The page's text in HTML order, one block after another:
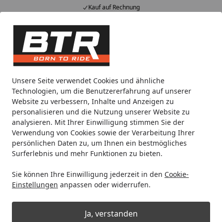
Unsere Seite verwendet Cookies und ähnliche
Technologien, um die Benutzererfahrung auf unserer
Website zu verbessern, Inhalte und Anzeigen zu
personalisieren und die Nutzung unserer Website zu
analysieren. Mit Ihrer Einwilligung stimmen Sie der
Verwendung von Cookies sowie der Verarbeitung Ihrer
persönlichen Daten zu, um Ihnen ein bestmögliches
Surferlebnis und mehr Funktionen zu bieten.
Sie können Ihre Einwilligung jederzeit in den Cookie-
Einstellungen anpassen oder widerrufen.
Ja, verstanden
Kauf auf Rechnung
Alle Produkte
Mein Konto
Suchen
Startseite
Gibt es Artikel, die von der Rücksendung ausgeschlossen
Gibt es Artikel, die von der
Rücksendung ausgeschlossen sind?
Tiefgekühlte Ware (Bsp Frostfutter), Wasserpflanzen und
konfektionierte Ware (Bsp für Sie zurecht geschnittene
Meterware) sind von der Rücksendung ausgeschlossen.
Individuell angefertigte Waren: Wenn Produkte
speziell nach Ihren Wünschen angefertigt werden,
können Sie den Kauf nicht widerrufen.